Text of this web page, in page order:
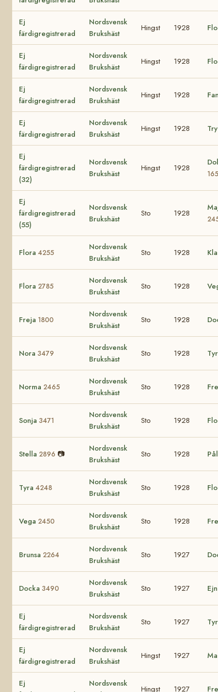
Ej
färdigregistrerad
Nordsvensk
Brukshäst
Hingst 1928
Ej
färdigregistrerad
Nordsvensk
Brukshäst
Hingst 1928
Ej
färdigregistrerad
Nordsvensk
Brukshäst
Hingst 1928
Ej
färdigregistrerad
Nordsvensk
Brukshäst
Hingst 1928
Ej
färdigregistrerad
(32)
Nordsvensk
Brukshäst
Hingst 1928
Ej
färdigregistrerad
(55)
Nordsvensk
Brukshäst
Sto 1928
Flora 4255
Nordsvensk
Brukshäst
Sto 1928
Flora 2785
Nordsvensk
Brukshäst
Sto 1928
Freja 1800
Nordsvensk
Brukshäst
Sto 1928
Nora 3479
Nordsvensk
Brukshäst
Sto 1928
Norma 2465
Nordsvensk
Brukshäst
Sto 1928
Sonja 3471
Nordsvensk
Brukshäst
Sto 1928
Stella 2896 📷
Nordsvensk
Brukshäst
Sto 1928
Tyra 4248
Nordsvensk
Brukshäst
Sto 1928
Vega 2450
Nordsvensk
Brukshäst
Sto 1928
Brunsa 2264
Nordsvensk
Brukshäst
Sto 1927
Docka 3490
Nordsvensk
Brukshäst
Sto 1927
Ej
färdigregistrerad
Nordsvensk
Brukshäst
Sto 1927
Ej
färdigregistrerad
Nordsvensk
Brukshäst
Hingst 1927
Ej
Nordsvensk
Hingst 1927